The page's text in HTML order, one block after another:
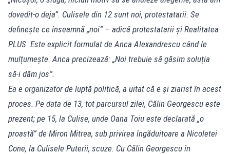
dovedit-o deja”. Culisele din 12 sunt noi, protestatarii. Se
definește ce înseamnă „noi” – adică protestatarii și Realitatea
PLUS. Este explicit formulat de Anca Alexandrescu când le
mulțumește. Anca precizează: „Noi trebuie să găsim soluția
să-i dăm jos”.
Ea e organizator de luptă politică, a uitat că e și ziarist în acest
proces. Pe data de 13, tot parcursul zilei, Călin Georgescu este
prezent; pe 15, la Culise, unde Oana Toiu este declarată „o
proastă” de Miron Mitrea, sub privirea îngăduitoare a Nicoletei
Cone, la Culisele Puterii, scuze. Cu Călin Georgescu în